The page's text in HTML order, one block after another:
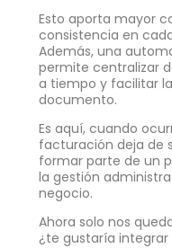
Esto aporta mayor
consistencia en
Además, una
permite centralizar
a tiempo y facilitar
documento.
Es aquí, cuando
facturación deja de
formar parte de un
la gestión
negocio.
Ahora solo nos
¿te gustaría